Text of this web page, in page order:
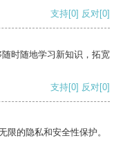
支持[0] 反对[0]
时随地学习新知识，拓宽
支持[0] 反对[0]
限的隐私和安全性保护。